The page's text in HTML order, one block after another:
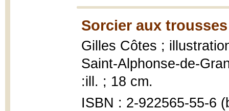
Sorcier aux trousses
Gilles Côtes ;
Saint-Alphonse-de-
:ill. ; 18 cm.
ISBN : 2-922565-55-6